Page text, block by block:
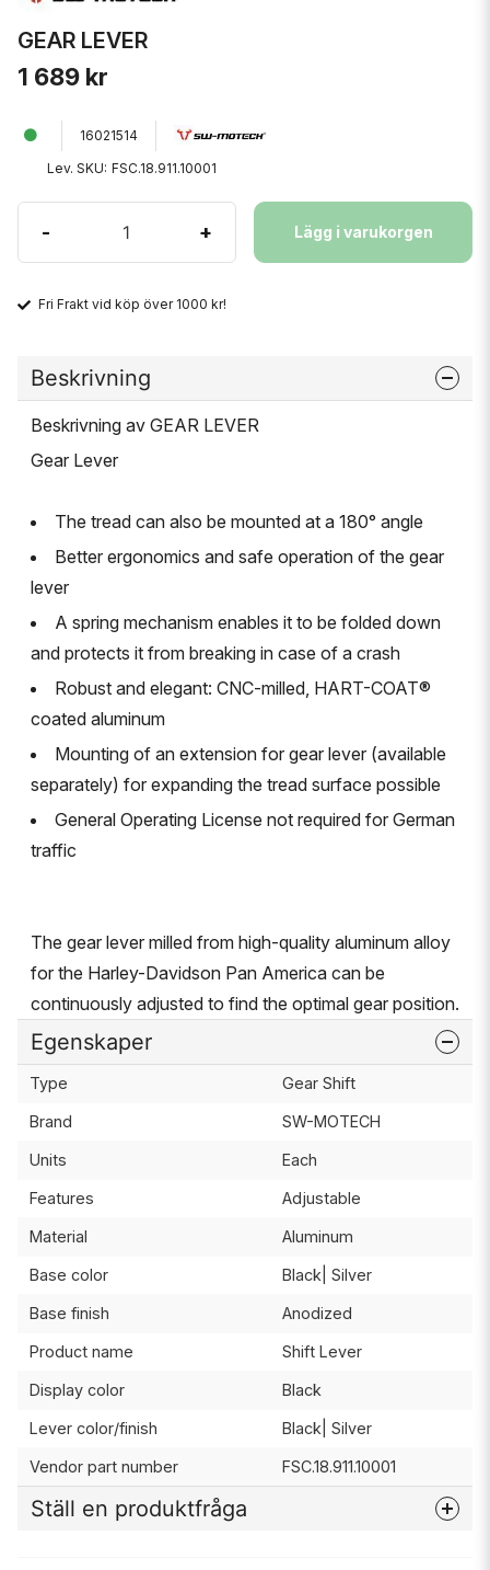
GEAR LEVER
1 689 kr
16021514
Lev. SKU: FSC.18.911.10001
- + Lägg i varukorgen
Fri Frakt vid köp över 1000 kr!
Beskrivning
Beskrivning av GEAR LEVER
Gear Lever
The tread can also be mounted at a 180° angle
Better ergonomics and safe operation of the gear
lever
A spring mechanism enables it to be folded down
and protects it from breaking in case of a crash
Robust and elegant: CNC-milled, HART-COAT®
coated aluminum
Mounting of an extension for gear lever (available
separately) for expanding the tread surface possible
General Operating License not required for German
traffic
The gear lever milled from high-quality aluminum alloy
for the Harley-Davidson Pan America can be
continuously adjusted to find the optimal gear position.
Egenskaper
Type Gear Shift
Brand SW-MOTECH
Units Each
Features Adjustable
Material Aluminum
Base color Black| Silver
Base finish Anodized
Product name Shift Lever
Display color Black
Lever color/finish Black| Silver
Vendor part number FSC.18.911.10001
Ställ en produktfråga